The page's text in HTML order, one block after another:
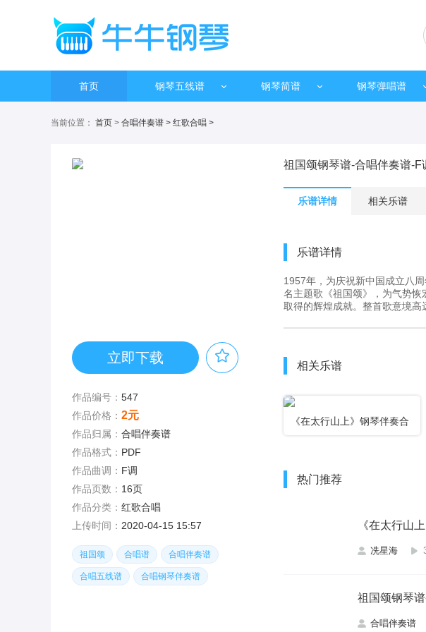
首页 钢琴五线谱 钢琴简谱 钢琴弹唱谱
当前位置： 首页 > 合唱伴奏谱 > 红歌合唱 >
立即下载
作品编号： 547
作品价格： 2元
作品归属： 合唱伴奏谱
作品格式： PDF
作品曲调： F调
作品页数： 16页
作品分类： 红歌合唱
上传时间： 2020-04-15 15:57
祖国颂 合唱谱 合唱伴奏谱
合唱五线谱 合唱钢琴伴奏谱
祖国颂钢琴谱-合唱伴奏谱-F
乐谱详情 相关乐谱
乐谱详情
1957年，为庆祝新中国成立八
名主题歌《祖国颂》，为气势
取得的辉煌成就。整首歌意境高
相关乐谱
《在太行山上》钢琴伴奏合
热门推荐
《在太行山
冼星海
祖国颂钢琴
合唱伴奏谱